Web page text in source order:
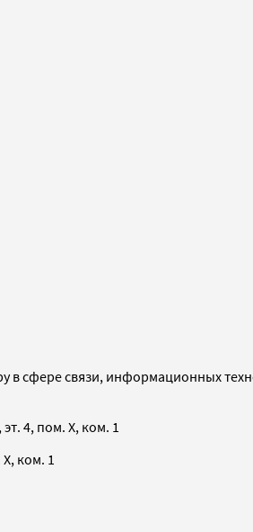
в сфере связи, информационных
4, пом. X, ком. 1
ком. 1